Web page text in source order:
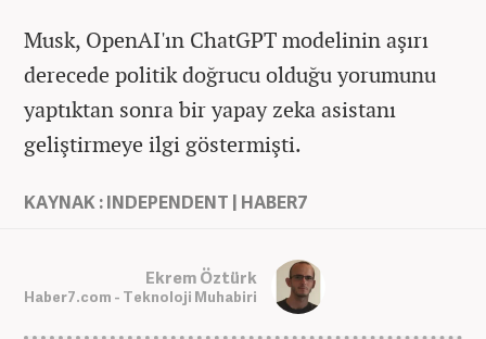
Musk, OpenAI'ın ChatGPT modelinin aşırı
derecede politik doğrucu olduğu yorumunu
yaptıktan sonra bir yapay zeka asistanı
geliştirmeye ilgi göstermişti.
KAYNAK : INDEPENDENT | HABER7
Ekrem Öztürk
Haber7.com - Teknoloji Muhabiri